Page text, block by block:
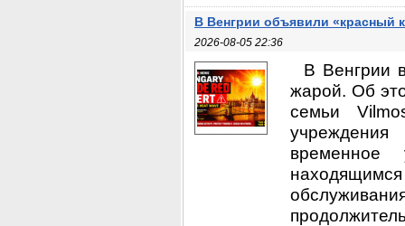
В Венгрии объявили «красный
2026-08-05 22:36
В Венгрии
жарой. Об
семьи
учреждения